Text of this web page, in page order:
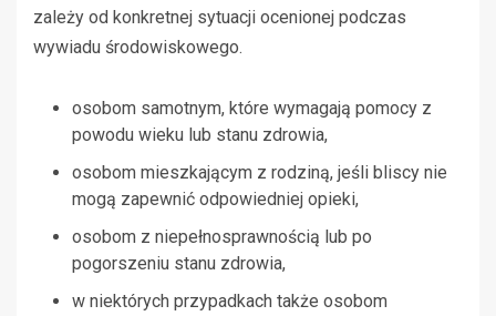
zależy od konkretnej sytuacji ocenionej podczas
wywiadu środowiskowego.
osobom samotnym, które wymagają pomocy z
powodu wieku lub stanu zdrowia,
osobom mieszkającym z rodziną, jeśli bliscy nie
mogą zapewnić odpowiedniej opieki,
osobom z niepełnosprawnością lub po
pogorszeniu stanu zdrowia,
w niektórych przypadkach także osobom